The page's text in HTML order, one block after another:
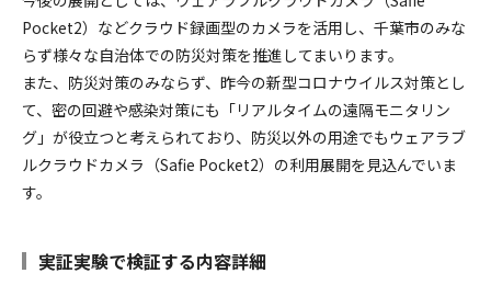
Pocket2）などクラウド録画型のカメラを活用し、千葉市のみな
らず様々な自治体での防災対策を推進してまいります。
また、防災対策のみならず、昨今の新型コロナウイルス対策とし
て、密の回避や感染対策にも「リアルタイムの遠隔モニタリン
グ」が役立つと考えられており、防災以外の用途でもウェアラブ
ルクラウドカメラ（Safie Pocket2）の利用展開を見込んでいま
す。
実証実験で検証する内容詳細